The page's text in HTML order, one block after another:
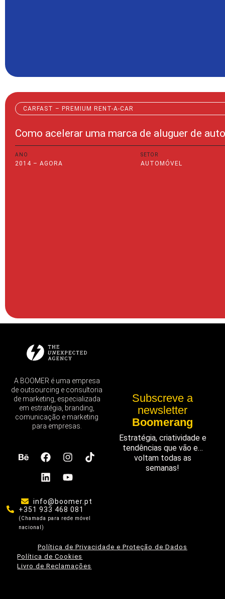
CARFAST – PREMIUM RENT-A-CAR
Como acelerar uma marca de aluguer de
ANO
2014 – AGORA
SETOR
AUTOMÓVEL
A BOOMER é uma empresa
de outsourcing e consultoria
de marketing, especializada
em estratégia, branding,
comunicação e marketing
para empresas.
info@boomer.pt
+351 933 468 081
(Chamada para rede móvel
nacional)
Subscreve a
newsletter
Boomerang
Estratégia, criatividade e
tendências que vão e…
voltam todas as
semanas!
Política de Privacidade e Proteção de Dados
Política de Cookies
Livro de Reclamações